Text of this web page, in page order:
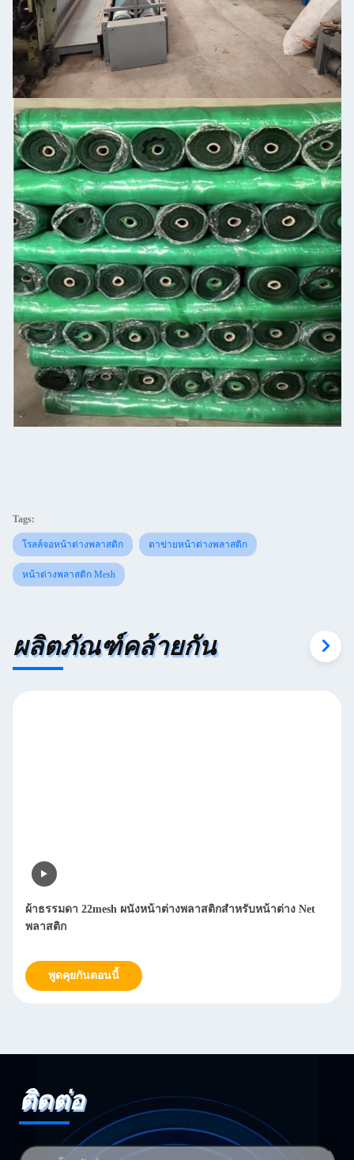
Tags:
โรลล์จอหน้าต่างพลาสติก ตาข่ายหน้าต่างพลาสติก
หน้าต่างพลาสติก Mesh
ผลิตภัณฑ์คล้ายกัน
ผ้าธรรมดา 22mesh ผนังหน้าต่างพลาสติกสําหรับหน้าต่าง Net
พลาสติก
พูดคุยกันตอนนี้
ติดต่อ